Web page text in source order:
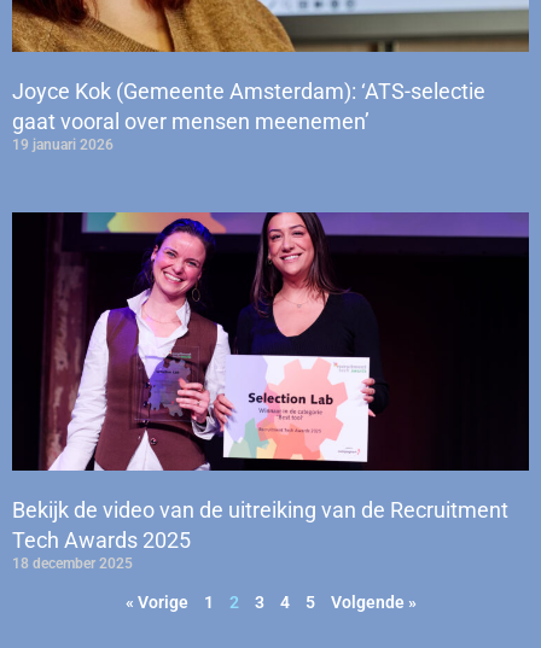
Joyce Kok (Gemeente Amsterdam): ‘ATS-selectie
gaat vooral over mensen meenemen’
19 januari 2026
Bekijk de video van de uitreiking van de Recruitment
Tech Awards 2025
18 december 2025
« Vorige 1 2 3 4 5 Volgende »